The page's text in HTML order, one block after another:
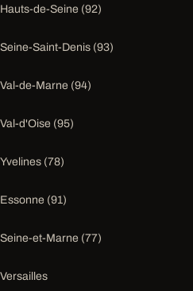
Hauts-de-Seine (92)
Seine-Saint-Denis (93)
Val-de-Marne (94)
Val-d'Oise (95)
Yvelines (78)
Essonne (91)
Seine-et-Marne (77)
Versailles